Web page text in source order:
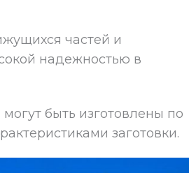
частей и
надежностью в
быть изготовлены по
заготовки.